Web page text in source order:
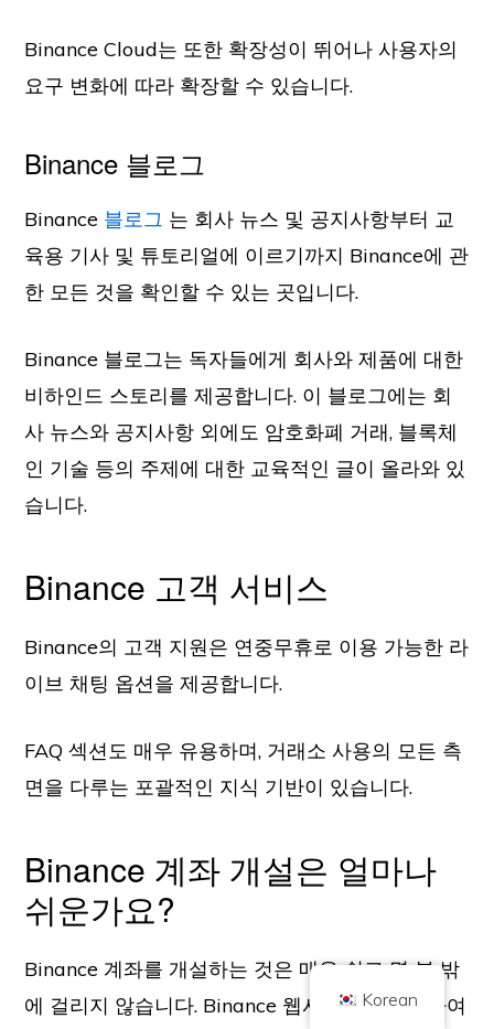
Binance Cloud는 또한 확장성이 뛰어나 사용자의
요구 변화에 따라 확장할 수 있습니다.
Binance 블로그
Binance 블로그 는 회사 뉴스 및 공지사항부터 교
육용 기사 및 튜토리얼에 이르기까지 Binance에 관
한 모든 것을 확인할 수 있는 곳입니다.
Binance 블로그는 독자들에게 회사와 제품에 대한
비하인드 스토리를 제공합니다. 이 블로그에는 회
사 뉴스와 공지사항 외에도 암호화폐 거래, 블록체
인 기술 등의 주제에 대한 교육적인 글이 올라와 있
습니다.
Binance 고객 서비스
Binance의 고객 지원은 연중무휴로 이용 가능한 라
이브 채팅 옵션을 제공합니다.
FAQ 섹션도 매우 유용하며, 거래소 사용의 모든 측
면을 다루는 포괄적인 지식 기반이 있습니다.
Binance 계좌 개설은 얼마나
쉬운가요?
Binance 계좌를 개설하는 것은 매우 쉽고 몇 분 밖
에 걸리지 않습니다. Binance 웹사이트로 이동하여
회사 번호 10490224
주소 2층 167-169 그레이트 포틀랜드 스트리트, 런던, 영국, W1W 5PF
암호화폐는 영국 금융행위감독청의 규제를 받지 않으며, 영국 금융 서비스 보상
제도 또는 영국 금융 옴부즈만 서비스의 관할 범위 내에서 보호 대상이 아닙니
다. 암호화폐 투자에는 위험이 수반되며 암호화폐는 가치가 상승하거나 일부 또
는 전부의 가치를 잃을 수 있습니다. 암호화폐 판매 수익에는 자본 이득세가 적
홈 정보 개인정보 보호정책 문의하기
Korean